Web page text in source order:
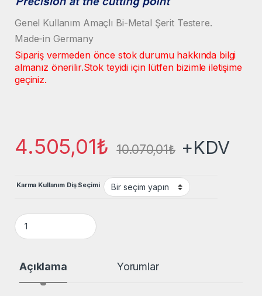
Genel Kullanım Amaçlı Bi-Metal Şerit Testere.
Made-in Germany
Sipariş vermeden önce stok durumu hakkında bilgi
almanız önerilir.Stok teyidi için lütfen bizimle iletişime
geçiniz.
4.505,01₺ 10.070,01₺ +KDV
Karma Kullanım Diş Seçimi
Wikus Primar M42 Genel Kullanım 41x1,30x5780 Bi-Metal
Açıklama Yorumlar